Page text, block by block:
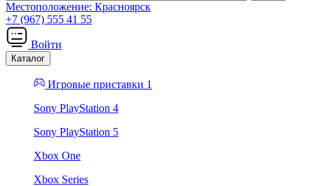
Местоположение: Красноярск
+7 (967) 555 41 55
Войти
Каталог
Игровые приставки 1
Sony PlayStation 4
Sony PlayStation 5
Xbox One
Xbox Series